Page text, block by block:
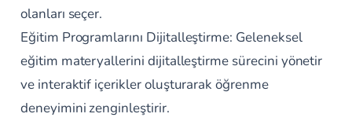
olanları seçer.
Eğitim Programlarını Dijitalleştirme: Geleneksel
eğitim materyallerini dijitalleştirme sürecini yönetir
ve interaktif içerikler oluşturarak öğrenme
deneyimini zenginleştirir.